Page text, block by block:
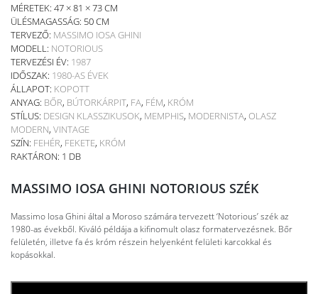
MÉRETEK: 47 × 81 × 73 CM
ÜLÉSMAGASSÁG: 50 CM
TERVEZŐ: MASSIMO IOSA GHINI
MODELL: NOTORIOUS
TERVEZÉSI ÉV: 1987
IDŐSZAK: 1980-AS ÉVEK
ÁLLAPOT: KOPOTT
ANYAG: BŐR, BÚTORKÁRPIT, FA, FÉM, KRÓM
STÍLUS: DESIGN KLASSZIKUSOK, MEMPHIS, MODERNISTA, OLASZ
MODERN, VINTAGE
SZÍN: FEHÉR, FEKETE, KRÓM
RAKTÁRON: 1 DB
MASSIMO IOSA GHINI NOTORIOUS SZÉK
Massimo Iosa Ghini által a Moroso számára tervezett ‘Notorious’ szék az
1980-as évekből. Kiváló példája a kifinomult olasz formatervezésnek. Bőr
felületén, illetve fa és króm részein helyenként felületi karcokkal és
kopásokkal.